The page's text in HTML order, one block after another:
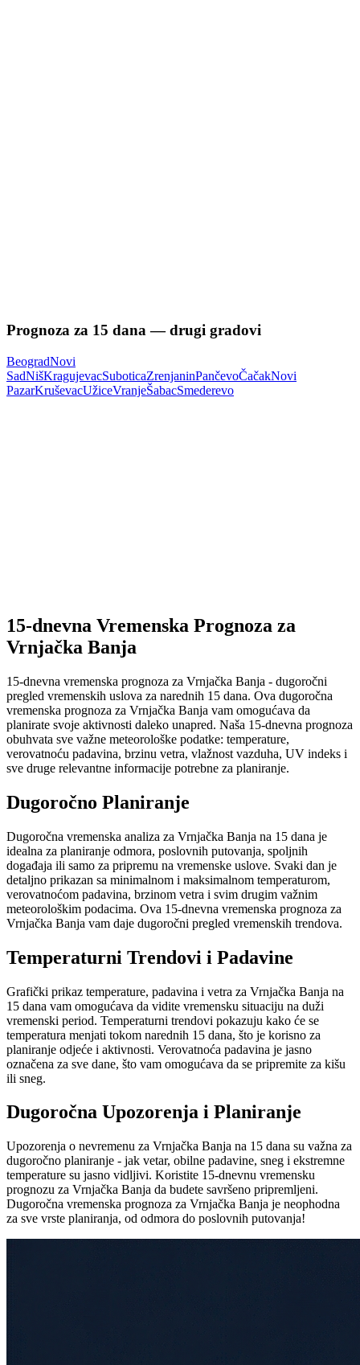
Prognoza za 15 dana — drugi gradovi
BeogradNovi
SadNišKragujevacSuboticaZrenjaninPančevoČačakNovi
PazarKruševacUžiceVranjeŠabacSmederevo
15-dnevna Vremenska Prognoza za
Vrnjačka Banja
15-dnevna vremenska prognoza za Vrnjačka Banja - dugoročni
pregled vremenskih uslova za narednih 15 dana. Ova dugoročna
vremenska prognoza za Vrnjačka Banja vam omogućava da
planirate svoje aktivnosti daleko unapred. Naša 15-dnevna prognoza
obuhvata sve važne meteorološke podatke: temperature,
verovatnoću padavina, brzinu vetra, vlažnost vazduha, UV indeks i
sve druge relevantne informacije potrebne za planiranje.
Dugoročno Planiranje
Dugoročna vremenska analiza za Vrnjačka Banja na 15 dana je
idealna za planiranje odmora, poslovnih putovanja, spoljnih
događaja ili samo za pripremu na vremenske uslove. Svaki dan je
detaljno prikazan sa minimalnom i maksimalnom temperaturom,
verovatnoćom padavina, brzinom vetra i svim drugim važnim
meteorološkim podacima. Ova 15-dnevna vremenska prognoza za
Vrnjačka Banja vam daje dugoročni pregled vremenskih trendova.
Temperaturni Trendovi i Padavine
Grafički prikaz temperature, padavina i vetra za Vrnjačka Banja na
15 dana vam omogućava da vidite vremensku situaciju na duži
vremenski period. Temperaturni trendovi pokazuju kako će se
temperatura menjati tokom narednih 15 dana, što je korisno za
planiranje odjeće i aktivnosti. Verovatnoća padavina je jasno
označena za sve dane, što vam omogućava da se pripremite za kišu
ili sneg.
Dugoročna Upozorenja i Planiranje
Upozorenja o nevremenu za Vrnjačka Banja na 15 dana su važna za
dugoročno planiranje - jak vetar, obilne padavine, sneg i ekstremne
temperature su jasno vidljivi. Koristite 15-dnevnu vremensku
prognozu za Vrnjačka Banja da budete savršeno pripremljeni.
Dugoročna vremenska prognoza za Vrnjačka Banja je neophodna
za sve vrste planiranja, od odmora do poslovnih putovanja!